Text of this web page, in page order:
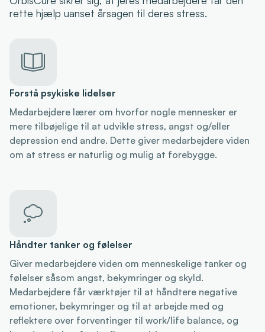
rette hjælp uanset årsagen til deres stress.

Forstå psykiske lidelser
Medarbejdere lærer om hvorfor nogle mennesker er
mere tilbøjelige til at udvikle stress, angst og/eller
depression end andre. Dette giver medarbejdere viden
om at stress er naturlig og mulig at forebygge.

Håndter tanker og følelser
Giver medarbejdere viden om menneskelige tanker og
følelser såsom angst, bekymringer og skyld.
Medarbejdere får værktøjer til at håndtere negative
emotioner, bekymringer og til at arbejde med og
reflektere over forventinger til work/life balance, og